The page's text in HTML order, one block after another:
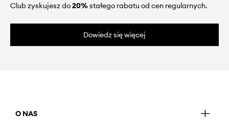
Club zyskujesz do20%stałego rabatu od cen regularnych.
Dowiedz się więcej
O NAS